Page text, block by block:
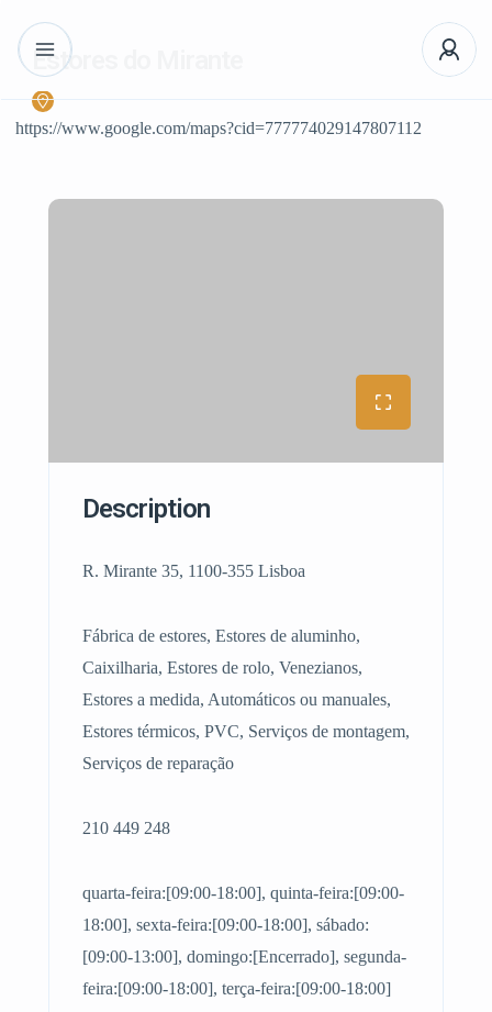
Estores do Mirante
https://www.google.com/maps?cid=777774029147807112
Description
R. Mirante 35, 1100-355 Lisboa
Fábrica de estores, Estores de aluminho,
Caixilharia, Estores de rolo, Venezianos,
Estores a medida, Automáticos ou manuales,
Estores térmicos, PVC, Serviços de montagem,
Serviços de reparação
210 449 248
quarta-feira:[09:00-18:00], quinta-feira:[09:00-
18:00], sexta-feira:[09:00-18:00], sábado:
[09:00-13:00], domingo:[Encerrado], segunda-
feira:[09:00-18:00], terça-feira:[09:00-18:00]